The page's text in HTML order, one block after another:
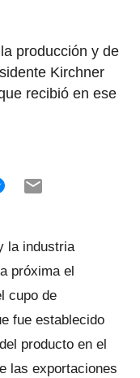
producción y de
Kirchner
recibió en ese
la industria
próxima el
cupo de
fue establecido
producto en el
las exportaciones